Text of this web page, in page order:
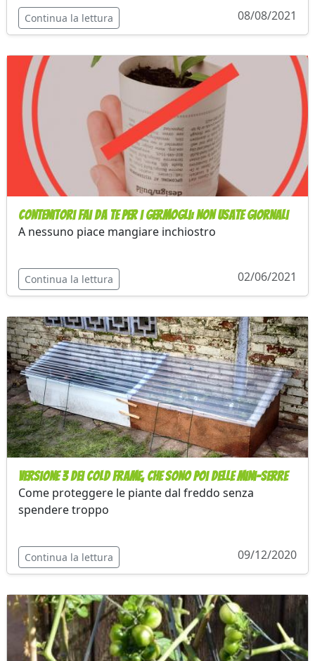
Continua la lettura 08/08/2021
Contenitori Fai Da Te per i germogli: NON usate giornali
A nessuno piace mangiare inchiostro
Continua la lettura 02/06/2021
Versione 3 dei cold frame, che sono poi delle mini-serre
Come proteggere le piante dal freddo senza
spendere troppo
Continua la lettura 09/12/2020